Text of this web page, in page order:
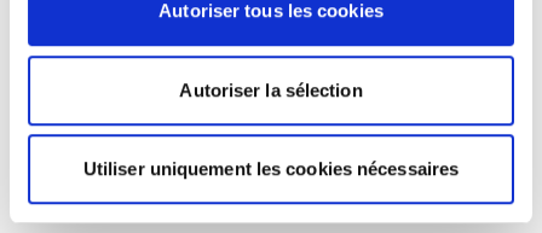
Autoriser tous les cookies
Autoriser la sélection
Utiliser uniquement les cookies nécessaires